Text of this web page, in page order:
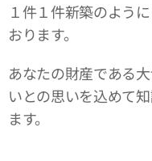
１件１件新築のよう
おります。
あなたの財産である
いとの思いを込めて
ます。